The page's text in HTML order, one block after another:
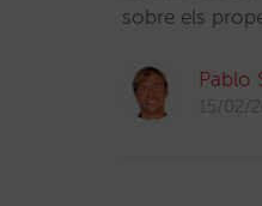
sobre els
Pablo
15/02/